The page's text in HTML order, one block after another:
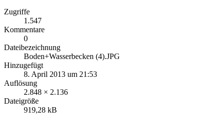
Zugriffe
1.547
Kommentare
0
Dateibezeichnung
Boden+Wasserbecken (4).JPG
Hinzugefügt
8. April 2013 um 21:53
Auflösung
2.848 × 2.136
Dateigröße
919,28 kB